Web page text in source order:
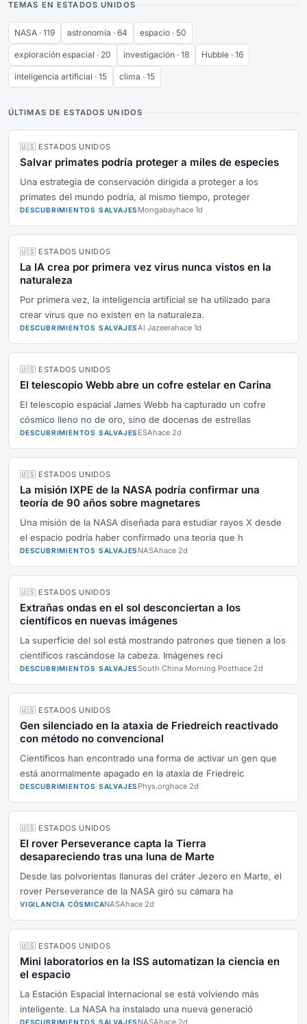
TEMAS EN ESTADOS UNIDOS
NASA · 119 astronomía · 64 espacio · 50
exploración espacial · 20 investigación · 18 Hubble · 16
inteligencia artificial · 15 clima · 15
ÚLTIMAS DE ESTADOS UNIDOS
🇺🇸 ESTADOS UNIDOS
Salvar primates podría proteger a miles de especies
Una estrategia de conservación dirigida a proteger a los
primates del mundo podría, al mismo tiempo, proteger
DESCUBRIMIENTOS SALVAJES Mongabayhace 1d
🇺🇸 ESTADOS UNIDOS
La IA crea por primera vez virus nunca vistos en la
naturaleza
Por primera vez, la inteligencia artificial se ha utilizado para
crear virus que no existen en la naturaleza.
DESCUBRIMIENTOS SALVAJESAl Jazeerahace 1d
🇺🇸 ESTADOS UNIDOS
El telescopio Webb abre un cofre estelar en Carina
El telescopio espacial James Webb ha capturado un cofre
cósmico lleno no de oro, sino de docenas de estrellas
DESCUBRIMIENTOS SALVAJES ESAhace 2d
🇺🇸 ESTADOS UNIDOS
La misión IXPE de la NASA podría confirmar una
teoría de 90 años sobre magnetares
Una misión de la NASA diseñada para estudiar rayos X desde
el espacio podría haber confirmado una teoría que h
DESCUBRIMIENTOS SALVAJES NASAhace 2d
🇺🇸 ESTADOS UNIDOS
Extrañas ondas en el sol desconciertan a los
científicos en nuevas imágenes
La superficie del sol está mostrando patrones que tienen a los
científicos rascándose la cabeza. Imágenes reci
DESCUBRIMIENTOS SALVAJESSouth China Morning Posthace 2d
🇺🇸 ESTADOS UNIDOS
Gen silenciado en la ataxia de Friedreich reactivado
con método no convencional
Científicos han encontrado una forma de activar un gen que
está anormalmente apagado en la ataxia de Friedreic
DESCUBRIMIENTOS SALVAJES Phys.orghace 2d
🇺🇸 ESTADOS UNIDOS
El rover Perseverance capta la Tierra
desapareciendo tras una luna de Marte
Desde las polvorientas llanuras del cráter Jezero en Marte, el
rover Perseverance de la NASA giró su cámara ha
VIGILANCIA CÓSMICANASAhace 2d
🇺🇸 ESTADOS UNIDOS
Mini laboratorios en la ISS automatizan la ciencia en
el espacio
La Estación Espacial Internacional se está volviendo más
inteligente. La NASA ha instalado una nueva generació
DESCUBRIMIENTOS SALVAJES NASAhace 2d